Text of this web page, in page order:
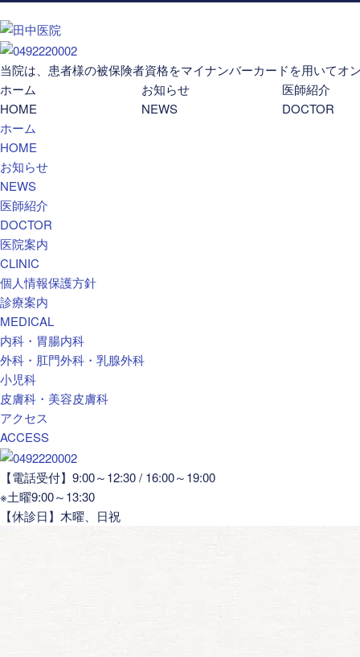
当院は、患者様の被保険者資格をマイナンバーカードを用いてオ
ホーム
HOME
お知らせ
NEWS
医師紹介
DOCTOR
ホーム
HOME
お知らせ
NEWS
医師紹介
DOCTOR
医院案内
CLINIC
個人情報保護方針
診療案内
MEDICAL
内科・胃腸内科
外科・肛門外科・乳腺外科
小児科
皮膚科・美容皮膚科
アクセス
ACCESS
【電話受付】9:00～12:30 / 16:00～19:00
※土曜9:00～13:30
【休診日】木曜、日祝